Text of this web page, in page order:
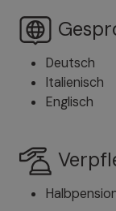
Deutsch
Italienisch
Englisch